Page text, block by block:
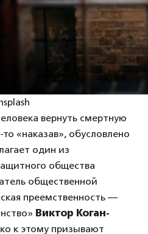
вернуть смертную
«наказав», обусловлено
один из
общества
общественной
преемственность —
Виктор Коган-
к этому призывают